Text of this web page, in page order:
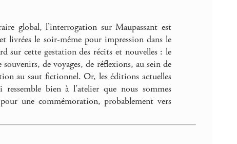
global, l’interrogation sur Maupassant est
livrées le soir-même pour impression dans le
sur cette gestation des récits et nouvelles : le
de voyages, de réflexions, au sein de
au saut fictionnel. Or, les éditions actuelles
bien à l’atelier que nous sommes
une commémoration, probablement vers